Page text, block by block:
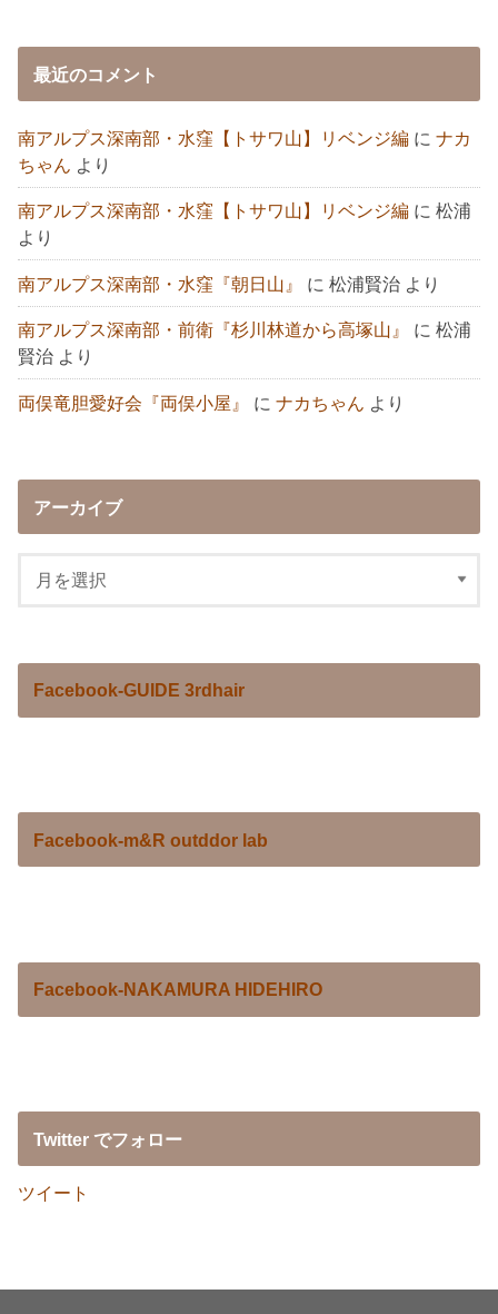
最近のコメント
南アルプス深南部・水窪【トサワ山】リベンジ編 にナカ
ちゃん より
南アルプス深南部・水窪【トサワ山】リベンジ編 に松浦
より
南アルプス深南部・水窪『朝日山』 に松浦賢治 より
南アルプス深南部・前衛『杉川林道から高塚山』 に松浦
賢治 より
両俣竜胆愛好会『両俣小屋』 にナカちゃん より
アーカイブ
Facebook-GUIDE 3rdhair
Facebook-m&R outddor lab
Facebook-NAKAMURA HIDEHIRO
Twitter でフォロー
ツイート